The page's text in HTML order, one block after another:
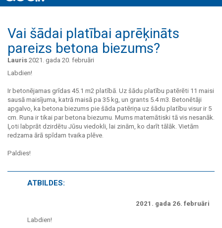
Vai šādai platībai aprēķināts
pareizs betona biezums?
Lauris 2021. gada 20. februāri
Labdien!
Ir betonējamas grīdas 45.1 m2 platībā. Uz šādu platību patērēti 11 maisi
sausā maisījuma, katrā maisā pa 35 kg, un grants 5.4 m3. Betonētāji
apgalvo, ka betona biezums pie šāda patēriņa uz šādu platību visur ir 5
cm. Runa ir tikai par betona biezumu. Mums matemātiski tā vis nesanāk.
Ļoti labprāt dzirdētu Jūsu viedokli, lai zinām, ko darīt tālāk. Vietām
redzama ārā spīdam tvaika plēve.
Paldies!
ATBILDES:
2021. gada 26. februāri
Labdien!